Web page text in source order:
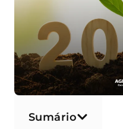
Sumário